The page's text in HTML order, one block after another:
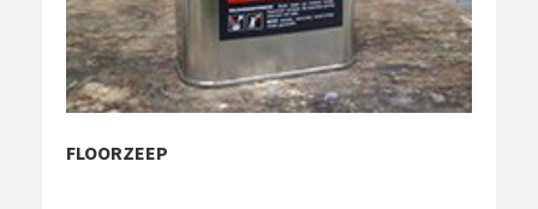
FLOORZEEP